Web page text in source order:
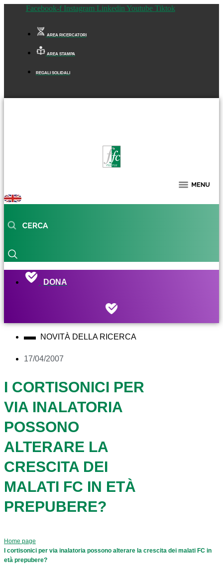
Facebook-f Instagram Linkedin Youtube Tiktok
AREA RICERCATORI
AREA STAMPA
REGALI SOLIDALI
DONA
NOVITÀ DELLA RICERCA
17/04/2007
I CORTISONICI PER
VIA INALATORIA
POSSONO
ALTERARE LA
CRESCITA DEI
MALATI FC IN ETÀ
PREPUBERE?
Home page
I cortisonici per via inalatoria possono alterare la crescita dei malati FC in
età prepubere?